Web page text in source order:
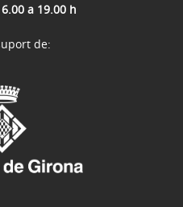
a 19.00 h
de: